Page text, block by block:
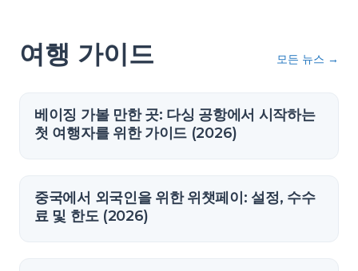
여행 가이드 모든 뉴스 →
베이징 가볼 만한 곳: 다싱 공항에서 시작하는
첫 여행자를 위한 가이드 (2026)
중국에서 외국인을 위한 위챗페이: 설정, 수수
료 및 한도 (2026)